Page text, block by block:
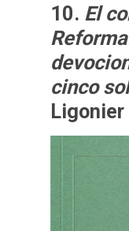
10. El
cinco
Ligonier